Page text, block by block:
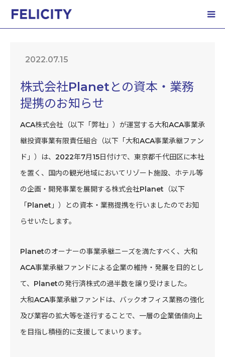
ホーム NEWS 株式会社Planetとの資本・業務提携のお知らせ
2022.07.15
株式会社Planetとの資本・業務
提携のお知らせ
ACA株式会社（以下「弊社」）が運営する大和ACA事業承
継投資事業有限責任組合（以下「大和ACA事業承継ファン
ド」）は、2022年7月15日付けで、東京都千代田区に本社
を置く、国内の観光地域においてリゾート施設、ホテル等
の企画・開発事業を展開する株式会社Planet（以下
「Planet」）との資本・業務提携を行いましたのでお知
らせいたします。
Planetのオーナーの事業承継ニーズを満たすべく、大和
ACA事業承継ファンドによる企業の維持・発展を目的とし
て、Planetの発行済株式の過半数を譲り受けました。
大和ACA事業承継ファンドは、バックオフィス業務の強化
及び業容の拡大等を遂行することで、一層の企業価値向上
を目指し積極的に支援してまいります。